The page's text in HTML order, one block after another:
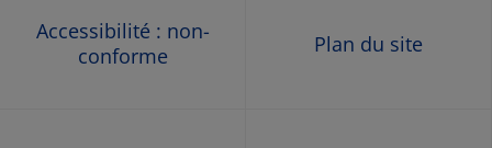
Accessibilité : non-
conforme
Plan du site